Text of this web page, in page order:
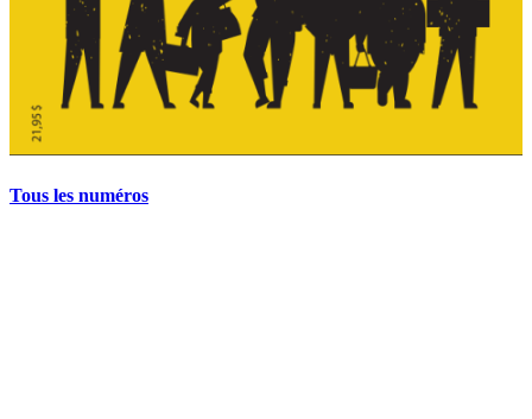
Tous les numéros